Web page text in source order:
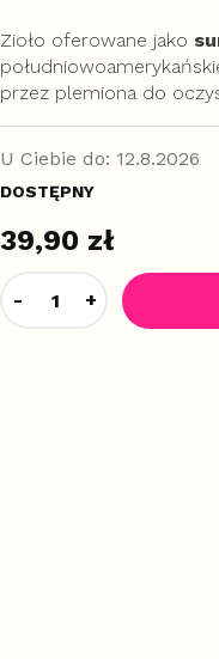
39,90 zł
DOSTĘPNY
U Ciebie do: 12.8.2026
Zioło oferowane jako
przez plemiona do